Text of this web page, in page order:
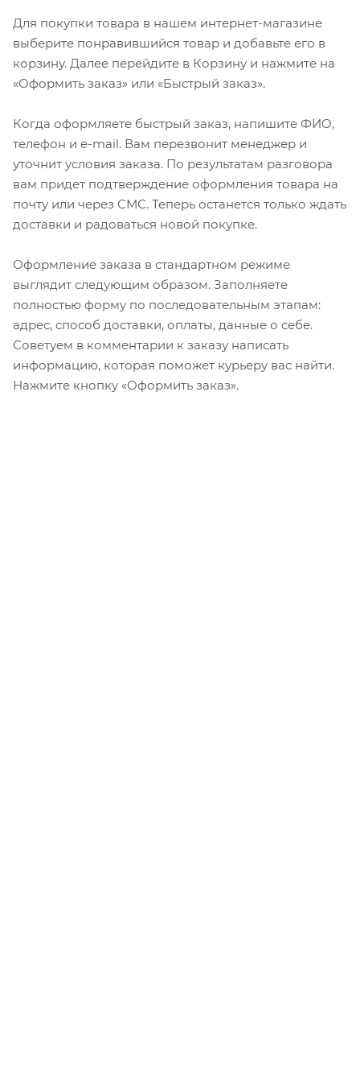
Для покупки товара в нашем интернет-магазине
выберите понравившийся товар и добавьте его в
корзину. Далее перейдите в Корзину и нажмите на
«Оформить заказ» или «Быстрый заказ».
Когда оформляете быстрый заказ, напишите ФИО,
телефон и e-mail. Вам перезвонит менеджер и
уточнит условия заказа. По результатам разговора
вам придет подтверждение оформления товара на
почту или через СМС. Теперь останется только ждать
доставки и радоваться новой покупке.
Оформление заказа в стандартном режиме
выглядит следующим образом. Заполняете
полностью форму по последовательным этапам:
адрес, способ доставки, оплаты, данные о себе.
Советуем в комментарии к заказу написать
информацию, которая поможет курьеру вас найти.
Нажмите кнопку «Оформить заказ».